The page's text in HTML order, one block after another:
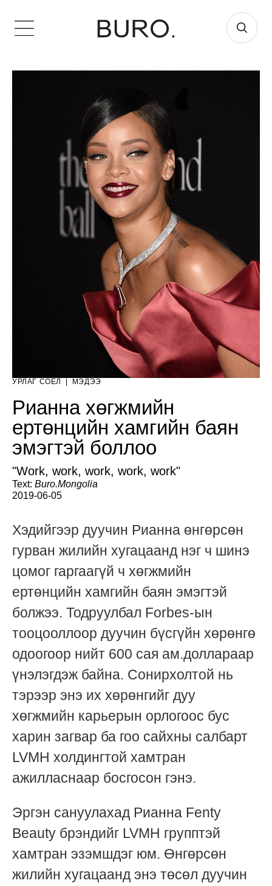
УРЛАГ СОЁЛ | МЭДЭЭ
Рианна хөгжмийн
ертөнцийн хамгийн баян
эмэгтэй боллоо
"Work, work, work, work, work"
Text: Buro.Mongolia
2019-06-05
Хэдийгээр дуучин Рианна өнгөрсөн
гурван жилийн хугацаанд нэг ч шинэ
цомог гаргаагүй ч хөгжмийн
ертөнцийн хамгийн баян эмэгтэй
болжээ. Тодруулбал Forbes-ын
тооцооллоор дуучин бүсгүйн хөрөнгө
одоогоор нийт 600 сая ам.доллараар
үнэлэгдэж байна. Сонирхолтой нь
тэрээр энэ их хөрөнгийг дуу
хөгжмийн карьерын орлогоос бус
харин загвар ба гоо сайхны салбарт
LVMH холдингтой хамтран
ажилласнаар босгосон гэнэ.
Эргэн сануулахад Рианна Fenty
Beauty брэндийг LVMH групптэй
хамтран эзэмшдэг юм. Өнгөрсөн
жилийн хугацаанд энэ төсөл дуучин